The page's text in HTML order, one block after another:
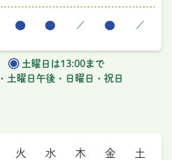
／ ／
土曜日は13:00まで
土曜日午後・日曜日・祝日
火 水 木 金 土